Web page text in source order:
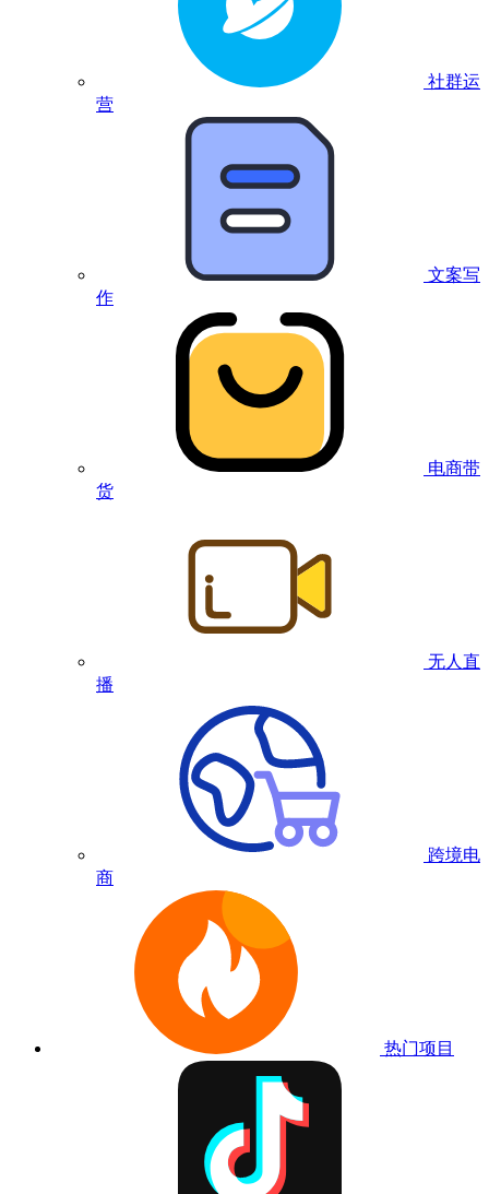
社群运
营
文案写
作
电商带
货
无人直
播
跨境电
商
热门项目